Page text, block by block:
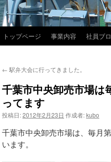
ン
トップページ 事業内容 社員ブ
← 駅弁大会に行ってきました。
千葉市中央卸売市場は
ってます
投稿日:2012年2月23日 作成者:kubo
千葉市中央卸売市場は、毎月
います。